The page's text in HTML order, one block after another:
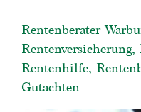
Rentenberater
Rentenversicherung,
Rentenhilfe,
Gutachten